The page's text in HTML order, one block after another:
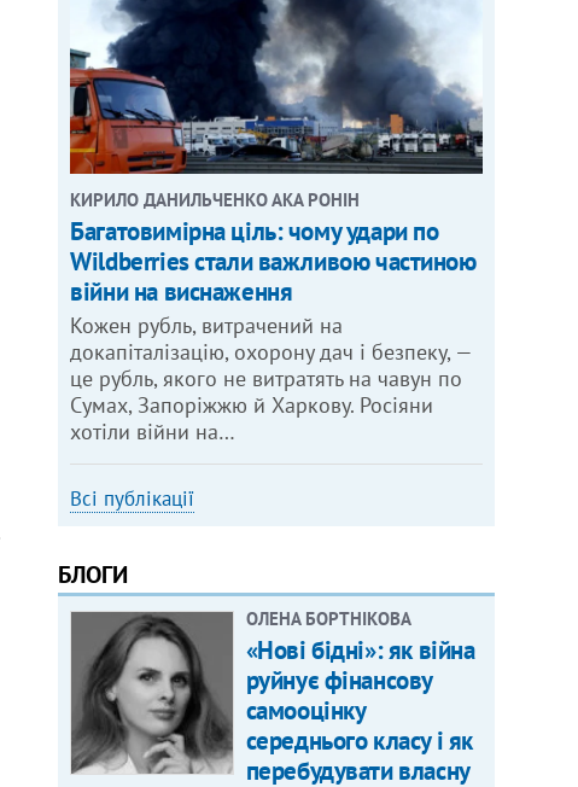
КИРИЛО ДАНИЛЬЧЕНКО АКА РОНІН
Багатовимірна ціль: чому удари по
Wildberries стали важливою частиною
війни на виснаження
Кожен рубль, витрачений на
докапіталізацію, охорону дач і безпеку, —
це рубль, якого не витратять на чавун по
Сумах, Запоріжжю й Харкову. Росіяни
хотіли війни на…
Всі публікації
БЛОГИ
ОЛЕНА БОРТНІКОВА
«Нові бідні»: як війна
руйнує фінансову
самооцінку
середнього класу і як
перебудувати власну